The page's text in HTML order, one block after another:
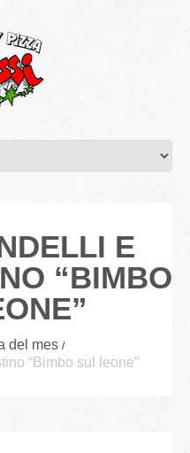
E
“BIMBO
del mes
“Bimbo sul leone”